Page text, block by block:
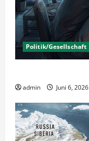
Politik/Gesellschaft
admin Juni 6, 2026